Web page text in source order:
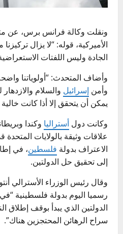
ونقلت وكالة فرانس برس، عن
الأميركية، قوله: “لا يزال
الجادة وليس اللفتات
وأضاف المتحدث: “أولوياتنا
وأمن إسرائيل والسلام
يمكن أن يتحقق إلا أذا كانت
وكانت دول أستراليا وكندا
علاقات وثيقة بالولايات المتحدة
الاعتراف بدولة فلسطين، في
إلى تحقيق حل الدولتين.
وقال رئيس الوزراء الأسترالي
رسميا اليوم بدولة فلسطينية
الدولتين الذي يبدأ بوقف إطلاق
سراح الرهائن المحتجزين هناك”.